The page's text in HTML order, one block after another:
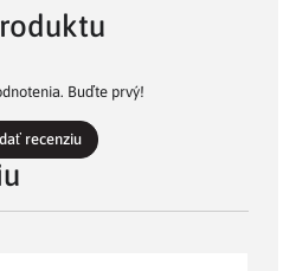
Buďte prvý!
recenziu